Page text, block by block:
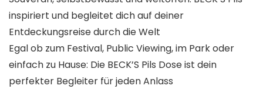
inspiriert und begleitet dich auf deiner
Entdeckungsreise durch die Welt
Egal ob zum Festival, Public Viewing, im Park oder
einfach zu Hause: Die BECK’S Pils Dose ist dein
perfekter Begleiter für jeden Anlass